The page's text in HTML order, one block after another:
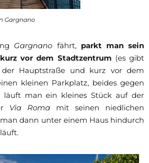
Gargnano
Gargnano fährt, parkt man sein
vor dem Stadtzentrum (es gibt
Hauptstraße und kurz vor dem
kleinen Parkplatz, beides gegen
läuft man ein kleines Stück auf der
Via Roma mit seinen niedlichen
dann unter einem Haus hindurch